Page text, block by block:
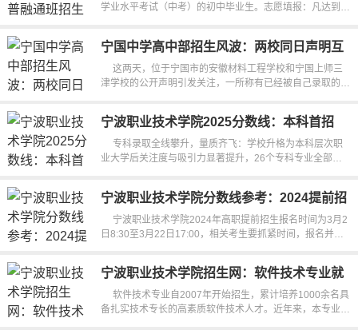
学业水平考试（中考）的初中毕业生。志愿填报：凡达到录
宁国中学高中部招生风波：两校同日声明互
呛，家长如何选？
这两天，位于宁国市的安徽材料工程学校和宁国上师三
津学校的公开声明引发关注，一所称有已经被自己录取的学
宁波职业技术学院2025分数线：本科首招
570分，专科全线大涨
专科录取全线攀升，量质齐飞：学校升格为本科层次职
业大学后关注度与吸引力显著提升，26个专科专业全部一
宁波职业技术学院分数线参考：2024提前招
生报名时间及报考指南
宁波职业技术学院2024年高职提前招生报名时间为3月2
日8:30至3月22日17:00，相关考生要抓紧时间，报名并上
宁波职业技术学院招生网：软件技术专业就
业率97%，报考代码508
软件技术专业自2007年开始招生，累计培养1000余名具
备扎实技术专长的高素质软件技术人才。近年来，本专业学